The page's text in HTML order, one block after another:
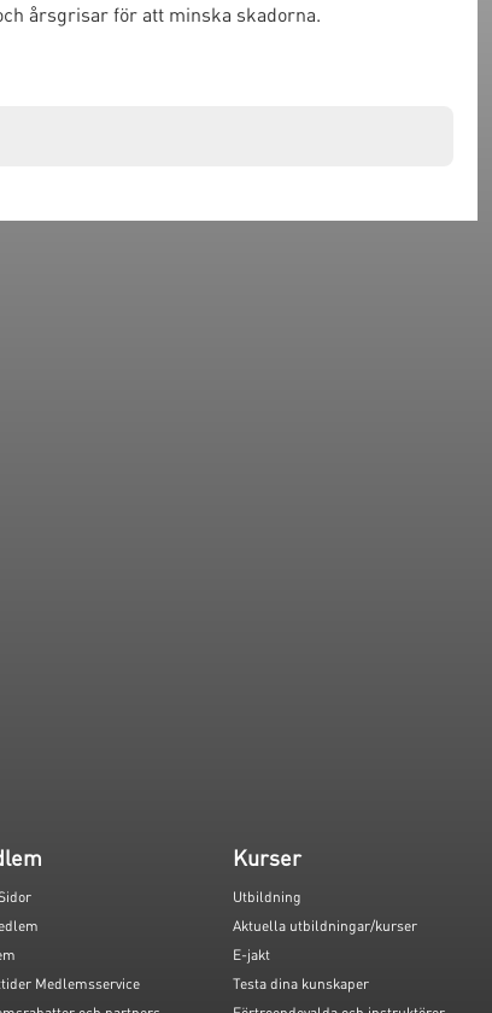
årsgrisar för att minska skadorna.
Medlemsservice
Kurser
Utbildning
Aktuella utbildningar/kurser
E-jakt
Testa dina kunskaper